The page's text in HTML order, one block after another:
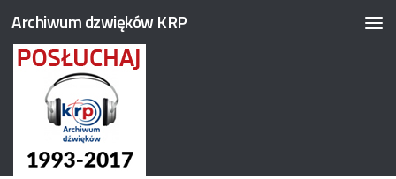
Przejdź do treści
Archiwum dzwięków KRP